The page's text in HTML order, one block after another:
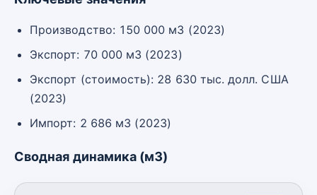
Производство: 150 000 м3 (2023)
Экспорт: 70 000 м3 (2023)
Экспорт (стоимость): 28 630 тыс. долл. США
(2023)
Импорт: 2 686 м3 (2023)
Сводная динамика (м3)